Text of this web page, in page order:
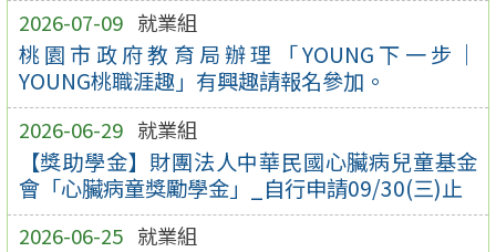
2026-07-09 就業組
桃園市政府教育局辦理「YOUNG下一步｜
YOUNG桃職涯趣」有興趣請報名參加。
2026-06-29 就業組
【獎助學金】財團法人中華民國心臟病兒童基金
會「心臟病童獎勵學金」_自行申請09/30(三)止
2026-06-25 就業組